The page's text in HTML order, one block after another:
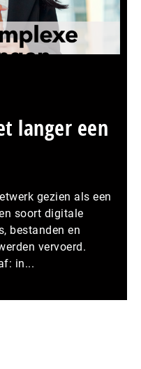
langer een
gezien als een
soort digitale
bestanden en
vervoerd.
in...